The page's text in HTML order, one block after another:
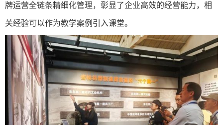
牌运营全链条精细化管理，彰显了企业高效的经营能力，相
关经验可以作为教学案例引入课堂。